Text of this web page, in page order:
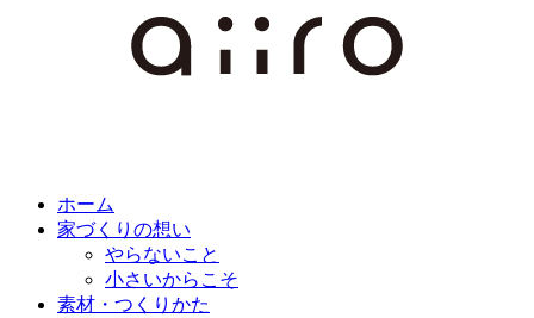
ホーム
家づくりの想い
やらないこと
小さいからこそ
素材・つくりかた